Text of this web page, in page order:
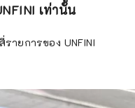
เท่านั้น
ายการของ UNFINI